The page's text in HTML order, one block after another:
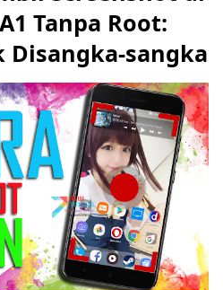
Tanpa Root:
Disangka-sangka